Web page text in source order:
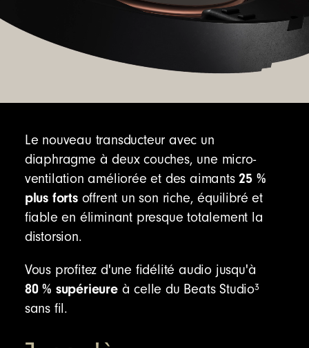
Chromebook et autres appareils compatibles
– localisez votre
casque égaré sur une carte facilement grâce
à « Localiser mon appareil » de Google
produit, des mises à jour logicielles et de
nouvelles fonctionnalités vous permettant de
profiter au maximum de vos écouteurs.
du bruit désactivée) par charge
Jusqu'à 24 heures d'écoute lorsque le mode
Réduction active du bruit ou le mode
Avec la technologie Fast Fuel, quand la
Le nouveau transducteur avec un
diaphragme à deux couches, une micro-
ventilation améliorée et des aimants25 %
plus fortsoffrent un son riche, équilibré et
fiable en éliminant presque totalement la
distorsion.
Vous profitez d'une fidélité audio jusqu'à
80 % supérieureà celle du Beats Studio3
sans fil.